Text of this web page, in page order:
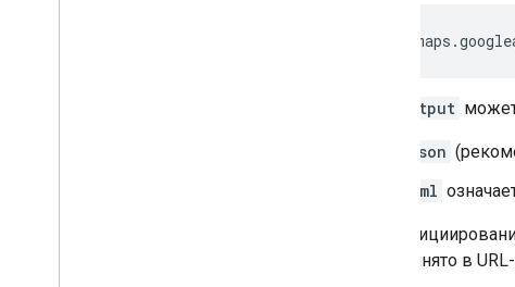
https://
output
json
xml
Для
это принято в